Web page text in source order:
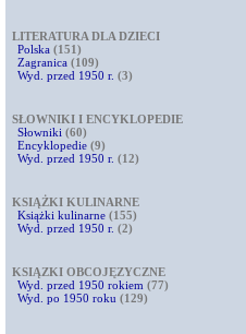
LITERATURA DLA DZIECI
Polska (151)
Zagranica (109)
Wyd. przed 1950 r. (3)
SŁOWNIKI I ENCYKLOPEDIE
Słowniki (60)
Encyklopedie (9)
Wyd. przed 1950 r. (12)
KSIĄŻKI KULINARNE
Książki kulinarne (155)
Wyd. przed 1950 r. (2)
KSIĄZKI OBCOJĘZYCZNE
Wyd. przed 1950 rokiem (77)
Wyd. po 1950 roku (129)